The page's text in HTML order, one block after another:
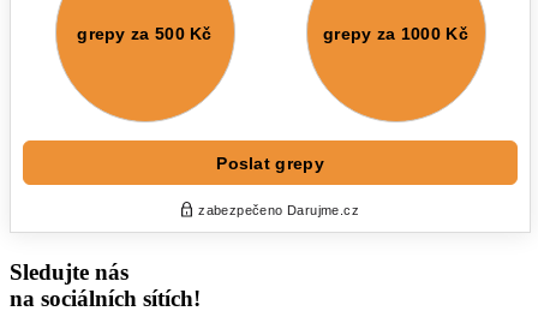
Sledujte nás
na sociálních sítích!